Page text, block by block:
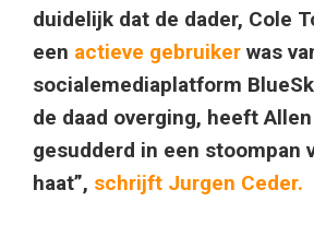
duidelijk dat de dader, Cole
een actieve gebruiker was
socialemediaplatform
de daad overging, heeft
gesudderd in een stoompan
haat”, schrijft Jurgen Ceder.